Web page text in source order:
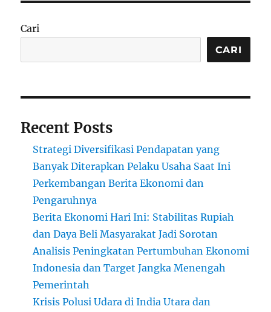
Cari
CARI
Recent Posts
Strategi Diversifikasi Pendapatan yang
Banyak Diterapkan Pelaku Usaha Saat Ini
Perkembangan Berita Ekonomi dan
Pengaruhnya
Berita Ekonomi Hari Ini: Stabilitas Rupiah
dan Daya Beli Masyarakat Jadi Sorotan
Analisis Peningkatan Pertumbuhan Ekonomi
Indonesia dan Target Jangka Menengah
Pemerintah
Krisis Polusi Udara di India Utara dan